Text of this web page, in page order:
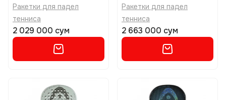
Ракетки для падел
тенниса
2 029 000 сум
Ракетки для падел
тенниса
2 663 000 сум